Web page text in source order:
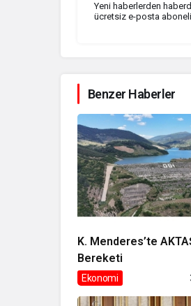
Yeni haberlerden
ücretsiz e-posta
Benzer Haberler
K. Menderes’te
Bereketi
Ekonomi